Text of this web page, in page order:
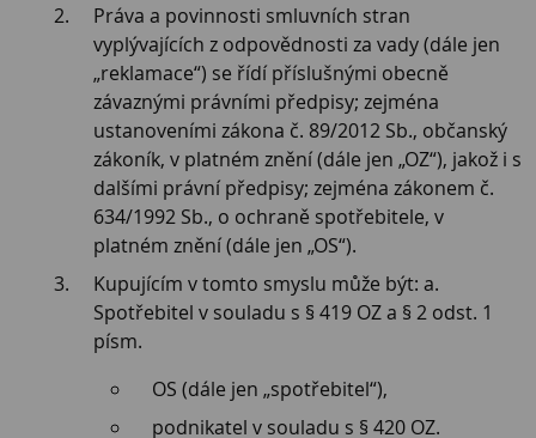
Práva a povinnosti smluvních stran
vyplývajících z odpovědnosti za vady (dále jen
„reklamace“) se řídí příslušnými obecně
závaznými právními předpisy; zejména
ustanoveními zákona č. 89/2012 Sb., občanský
zákoník, v platném znění (dále jen „OZ“), jakož i s
dalšími právní předpisy; zejména zákonem č.
634/1992 Sb., o ochraně spotřebitele, v
platném znění (dále jen „OS“).
Kupujícím v tomto smyslu může být: a.
Spotřebitel v souladu s § 419 OZ a § 2 odst. 1
písm.
OS (dále jen „spotřebitel“),
podnikatel v souladu s § 420 OZ.